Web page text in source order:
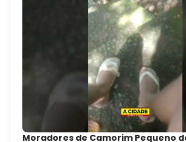
Moradores de Camorim Pequeno